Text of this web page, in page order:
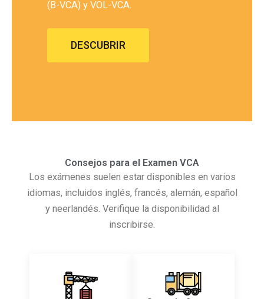
(B-VCA) y VOL-VCA.
DESCUBRIR
Consejos para el Examen VCA
Los exámenes suelen estar disponibles en varios
idiomas, incluidos inglés, francés, alemán, español
y neerlandés. Verifique la disponibilidad al
inscribirse.